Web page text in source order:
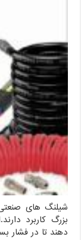
شیلنگ های
بزرگ کاربرد
دهند تا در فشار